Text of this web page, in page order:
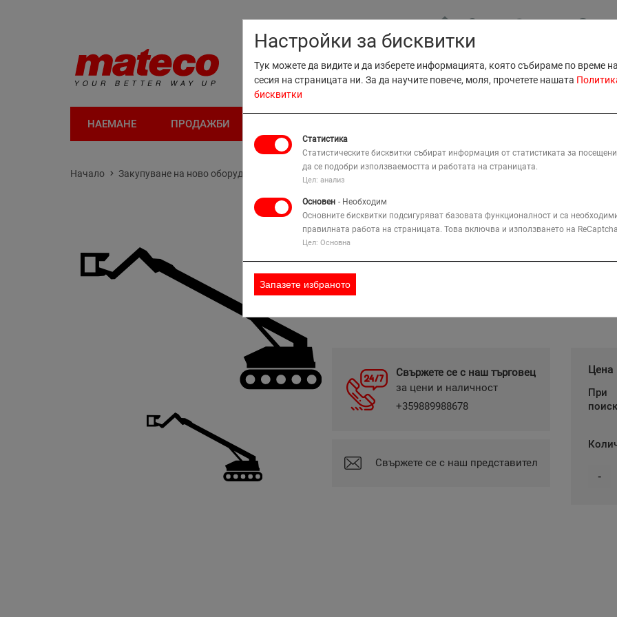
B2B
B2B
НАЕМАНЕ ПРОДАЖБИ
МЕСТА
КАРТА
КОНТАКТ
Начало Закупуване на ново оборудване Дизел Неравен Терен 4x4 Телескопична Подемна Платформа
80HX
Свържете се с наш търговец
за цени и наличност
+359889988678
Свържете се с наш представител
Цена
При
-
Настройки за бисквитки
Тук можете да видите и да изберете информацията, която събираме по време
сесия на страницата ни. За да научите повече, моля, прочетете нашата
бисквитки
Статистика
Статистическите бисквитки събират информация от статистиката за
да се подобри използваемостта и работата на страницата.
Цел: анализ
Основен - Необходим
Основните бисквитки подсигуряват базовата функционалност и са
правилната работа на страницата. Това включва и използването на
Цел: Основна
Запазете избраното